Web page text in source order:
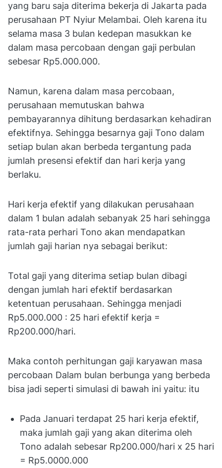
yang baru saja diterima bekerja di Jakarta pada
perusahaan PT Nyiur Melambai. Oleh karena itu
selama masa 3 bulan kedepan masukkan ke
dalam masa percobaan dengan gaji perbulan
sebesar Rp5.000.000.
Namun, karena dalam masa percobaan,
perusahaan memutuskan bahwa
pembayarannya dihitung berdasarkan kehadiran
efektifnya. Sehingga besarnya gaji Tono dalam
setiap bulan akan berbeda tergantung pada
jumlah presensi efektif dan hari kerja yang
berlaku.
Hari kerja efektif yang dilakukan perusahaan
dalam 1 bulan adalah sebanyak 25 hari sehingga
rata-rata perhari Tono akan mendapatkan
jumlah gaji harian nya sebagai berikut:
Total gaji yang diterima setiap bulan dibagi
dengan jumlah hari efektif berdasarkan
ketentuan perusahaan. Sehingga menjadi
Rp5.000.000 : 25 hari efektif kerja =
Rp200.000/hari.
Maka contoh perhitungan gaji karyawan masa
percobaan Dalam bulan berbunga yang berbeda
bisa jadi seperti simulasi di bawah ini yaitu: itu
Pada Januari terdapat 25 hari kerja efektif,
maka jumlah gaji yang akan diterima oleh
Tono adalah sebesar Rp200.000/hari x 25 hari
= Rp5.0000.000